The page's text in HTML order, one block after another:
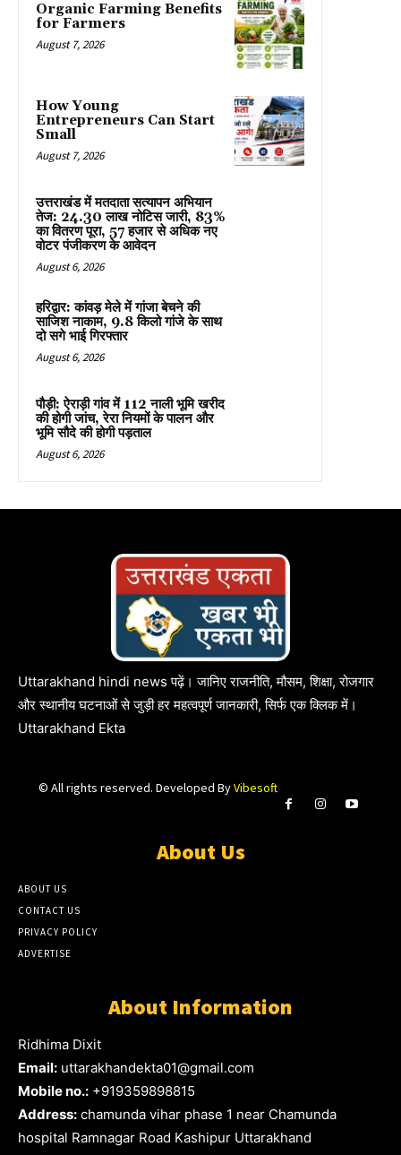
Organic Farming Benefits
for Farmers
August 7, 2026
How Young
Entrepreneurs Can Start
Small
August 7, 2026
उत्तराखंड में मतदाता सत्यापन अभियान
तेज: 24.30 लाख नोटिस जारी, 83%
का वितरण पूरा, 57 हजार से अधिक नए
वोटर पंजीकरण के आवेदन
August 6, 2026
हरिद्वार: कांवड़ मेले में गांजा बेचने की
साजिश नाकाम, 9.8 किलो गांजे के साथ
दो सगे भाई गिरफ्तार
August 6, 2026
पौड़ी: ऐराड़ी गांव में 112 नाली भूमि खरीद
की होगी जांच, रेरा नियमों के पालन और
भूमि सौदे की होगी पड़ताल
August 6, 2026
Uttarakhand hindi news पढ़ें। जानिए राजनीति, मौसम, शिक्षा, रोजगार
और स्थानीय घटनाओं से जुड़ी हर महत्वपूर्ण जानकारी, सिर्फ एक क्लिक में।
Uttarakhand Ekta
© All rights reserved. Developed ByVibesoft
About Us
ABOUT US
CONTACT US
PRIVACY POLICY
ADVERTISE
About Information
Ridhima Dixit
Email: uttarakhandekta01@gmail.com
Mobile no.: +919359898815
Address: chamunda vihar phase 1 near Chamunda
hospital Ramnagar Road Kashipur Uttarakhand